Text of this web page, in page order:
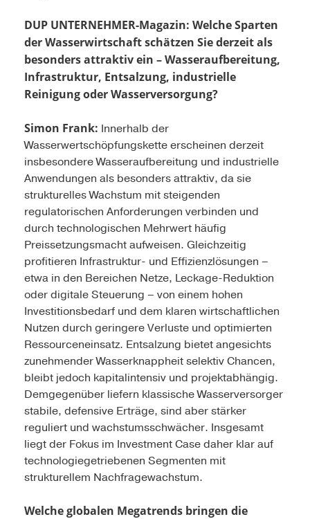
DUP UNTERNEHMER-Magazin: Welche Sparten
der Wasserwirtschaft schätzen Sie derzeit als
besonders attraktiv ein – Wasseraufbereitung,
Infrastruktur, Entsalzung, industrielle
Reinigung oder Wasserversorgung?
Simon Frank: Innerhalb der
Wasserwertschöpfungskette erscheinen derzeit
insbesondere Wasseraufbereitung und industrielle
Anwendungen als besonders attraktiv, da sie
strukturelles Wachstum mit steigenden
regulatorischen Anforderungen verbinden und
durch technologischen Mehrwert häufig
Preissetzungsmacht aufweisen. Gleichzeitig
profitieren Infrastruktur- und Effizienzlösungen –
etwa in den Bereichen Netze, Leckage-Reduktion
oder digitale Steuerung – von einem hohen
Investitionsbedarf und dem klaren wirtschaftlichen
Nutzen durch geringere Verluste und optimierten
Ressourceneinsatz. Entsalzung bietet angesichts
zunehmender Wasserknappheit selektiv Chancen,
bleibt jedoch kapitalintensiv und projektabhängig.
Demgegenüber liefern klassische Wasserversorger
stabile, defensive Erträge, sind aber stärker
reguliert und wachstumsschwächer. Insgesamt
liegt der Fokus im Investment Case daher klar auf
technologiegetriebenen Segmenten mit
strukturellem Nachfragewachstum.
Welche globalen Megatrends bringen die